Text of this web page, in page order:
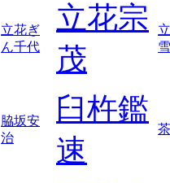
立花ぎ
ん千代
立花宗
茂
雪
脇坂安
治
臼杵鑑
速